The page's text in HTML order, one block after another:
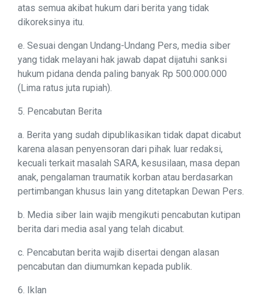
atas semua akibat hukum dari berita yang tidak
dikoreksinya itu.
e. Sesuai dengan Undang-Undang Pers, media siber
yang tidak melayani hak jawab dapat dijatuhi sanksi
hukum pidana denda paling banyak Rp 500.000.000
(Lima ratus juta rupiah).
5. Pencabutan Berita
a. Berita yang sudah dipublikasikan tidak dapat dicabut
karena alasan penyensoran dari pihak luar redaksi,
kecuali terkait masalah SARA, kesusilaan, masa depan
anak, pengalaman traumatik korban atau berdasarkan
pertimbangan khusus lain yang ditetapkan Dewan Pers.
b. Media siber lain wajib mengikuti pencabutan kutipan
berita dari media asal yang telah dicabut.
c. Pencabutan berita wajib disertai dengan alasan
pencabutan dan diumumkan kepada publik.
6. Iklan